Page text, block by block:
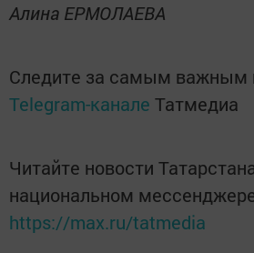
Алина ЕРМОЛАЕВА
Следите за самым важным
Telegram-канале Татмедиа
Читайте новости
национальном
https://max.ru/tatmedia